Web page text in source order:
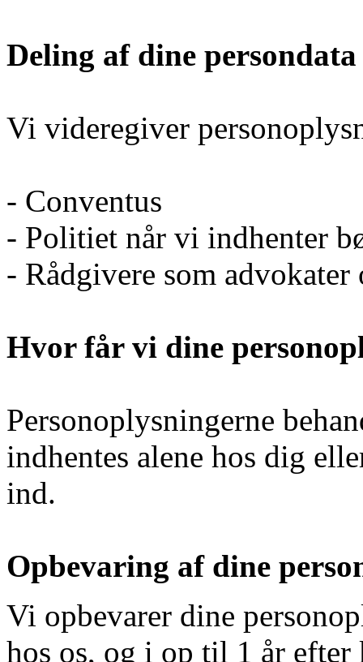
Deling af dine persondata
Vi videregiver
- Conventus
- Politiet når vi indhenter
- Rådgivere som
Hvor får vi dine
Personoplysningerne
indhentes alene hos dig
ind.
Opbevaring af dine
Vi opbevarer dine
hos os, og i op til 1 år efter